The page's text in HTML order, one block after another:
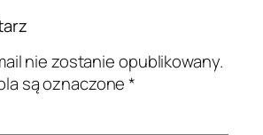
nie zostanie opublikowany.
są oznaczone*